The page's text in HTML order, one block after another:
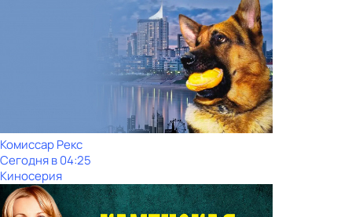
Комиссар Рекс
Сегодня в 04:25
Киносерия